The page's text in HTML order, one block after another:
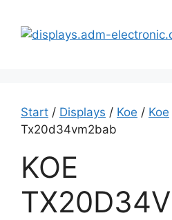
Inhalt
springen
Start / Displays / Koe / Koe
Tx20d34vm2bab
KOE